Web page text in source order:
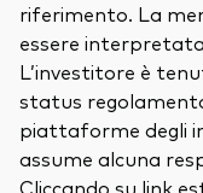
riferimento. La
essere
L’investitore è
status
piattaforme degli
assume alcuna
Cliccando su link